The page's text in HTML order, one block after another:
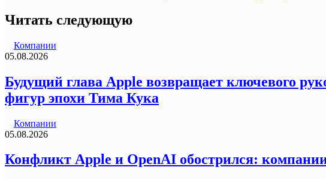
Читать следующую
Компании
05.08.2026
Будущий глава Apple возвращает ключевого
фигур эпохи Тима Кука
Компании
05.08.2026
Конфликт Apple и OpenAI обострился: